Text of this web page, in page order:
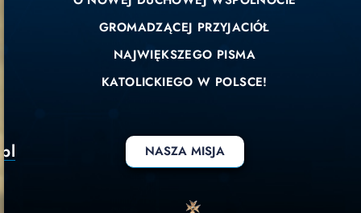
GROMADZĄCEJ PRZYJACIÓŁ
NAJWIĘKSZEGO PISMA
KATOLICKIEGO W POLSCE!
NASZA MISJA